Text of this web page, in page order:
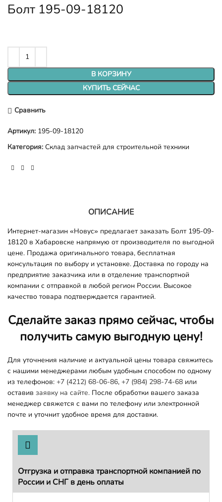
Болт 195-09-18120
В КОРЗИНУ
КУПИТЬ СЕЙЧАС
Сравнить
Артикул: 195-09-18120
Категория: Склад запчастей для строительной техники
ОПИСАНИЕ
Интернет-магазин «Новус» предлагает заказать Болт 195-09-
18120 в Хабаровске напрямую от производителя по выгодной
цене. Продажа оригинального товара, бесплатная
консультация по выбору и установке. Доставка по городу на
предприятие заказчика или в отделение транспортной
компании с отправкой в любой регион России. Высокое
качество товара подтверждается гарантией.
Сделайте заказ прямо сейчас, чтобы
получить самую выгодную цену!
Для уточнения наличие и актуальной цены товара свяжитесь
с нашими менеджерами любым удобным способом по одному
из телефонов: +7 (4212) 68-06-86, +7 (984) 298-74-68 или
оставив заявку на сайте. После обработки вашего заказа
менеджер свяжется с вами по телефону или электронной
почте и уточнит удобное время для доставки.
Отгрузка и отправка транспортной компанией по
России и СНГ в день оплаты